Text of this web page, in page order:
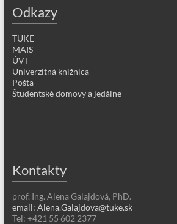
Odkazy
TUKE
MAIS
ÚVT
Univerzitná knižnica
Pošta
Študentské domovy a jedálne
Kontakty
prof. Ing. Alena Galajdová, PhD.
email: Alena.Galajdova@tuke.sk
Tel: +421 55 602 2377